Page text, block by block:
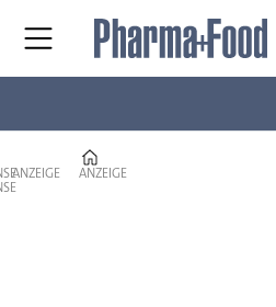
ANZEIGE ANZEIGE